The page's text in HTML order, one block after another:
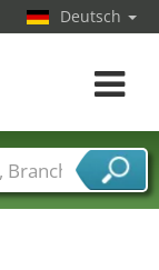
Deutsch
Toggle
Branchen